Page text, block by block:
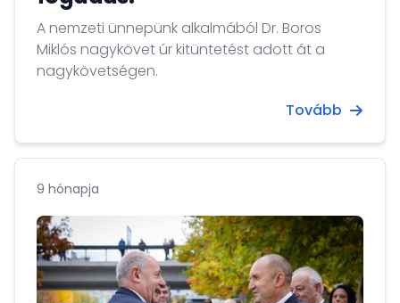
A nemzeti ünnepünk alkalmából Dr. Boros
Miklós nagykövet úr kitüntetést adott át a
nagykövetségen.
Tovább
9 hónapja